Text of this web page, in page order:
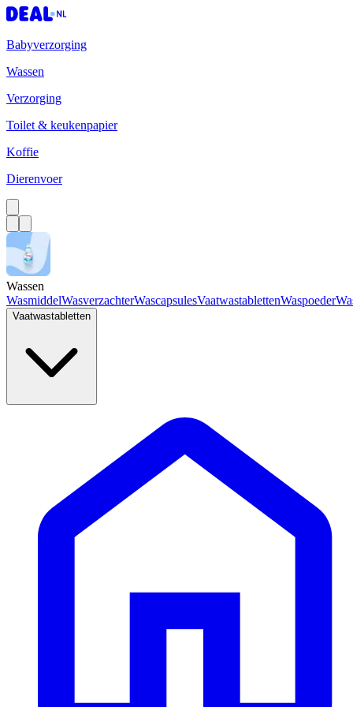
Babyverzorging
Wassen
Verzorging
Toilet & keukenpapier
Koffie
Dierenvoer
Wassen
WasmiddelWasverzachterWascapsulesVaatwastablettenWaspoeder
Vaatwastabletten